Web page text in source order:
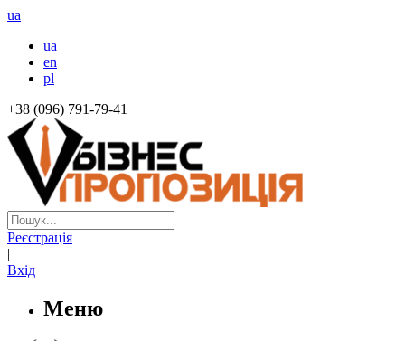
ua
ua
en
pl
+38 (096) 791-79-41
Реєстрація
|
Вхід
Меню